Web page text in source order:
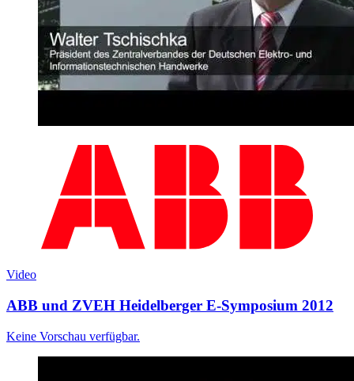
Video
ABB und ZVEH Heidelberger E-Symposium 2012
Keine Vorschau verfügbar.